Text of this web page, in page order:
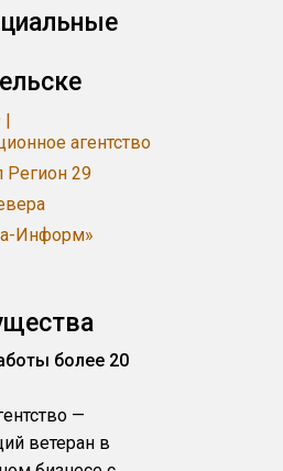
агентство
Регион 29
Информ»
более 20
—
ветеран в